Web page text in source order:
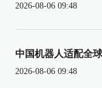
2026-08-06 09:48
中国机器人适配全
2026-08-06 09:48